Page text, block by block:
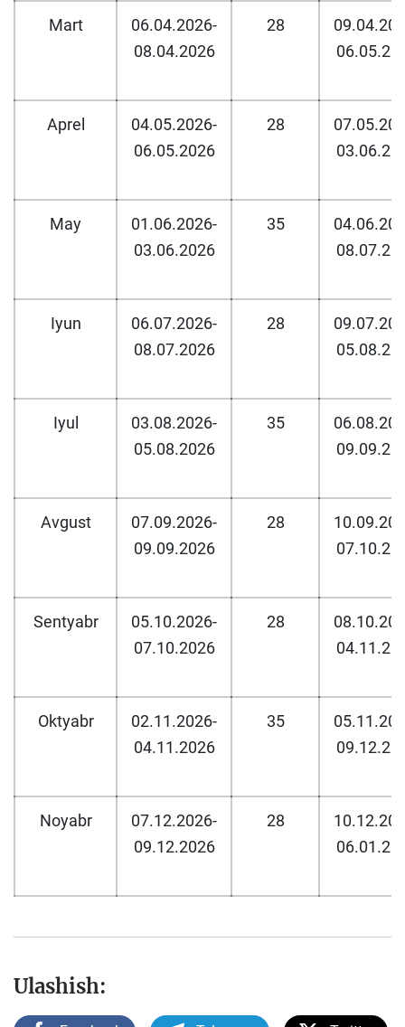
Mart
06.04.2026-
08.04.2026
28
Aprel
04.05.2026-
06.05.2026
28
May
01.06.2026-
03.06.2026
35
Iyun
06.07.2026-
08.07.2026
28
Iyul
03.08.2026-
05.08.2026
35
Avgust
07.09.2026-
09.09.2026
28
Sentyabr
05.10.2026-
07.10.2026
28
Oktyabr
02.11.2026-
04.11.2026
35
Noyabr
07.12.2026-
09.12.2026
28
Ulashish: